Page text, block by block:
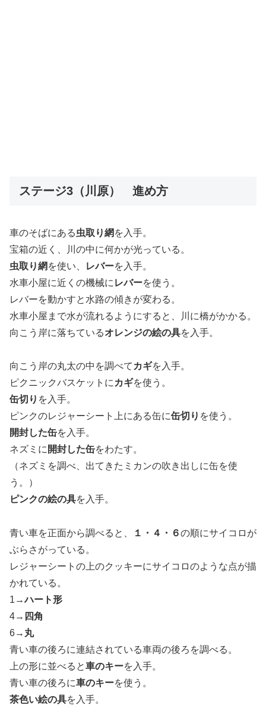
ステージ3（川原） 進め方
車のそばにある虫取り網 を入手。
宝箱の近く、川の中に何かが光っている。
虫取り網 を使い、 レバーを入手。
水車小屋に近くの機械に レバーを使う。
レバーを動かすと水路の傾きが変わる。
水車小屋まで水が流れるようにすると、川に橋がかかる。
向こう岸に落ちているオレンジの絵の具を入手。
向こう岸の丸太の中を調べて カギを入手。
ピクニックバスケットに カギを使う。
缶切り を入手。
ピンクのレジャーシート上にある缶に缶切り を使う。
開封した缶を入手。
ネズミに 開封した缶をわたす。
（ネズミを調べ、出てきたミカンの吹き出しに缶を使
う。）
ピンクの絵の具を入手。
青い車を正面から調べると、 １・４・６の順にサイコロが
ぶらさがっている。
レジャーシートの上のクッキーにサイコロのような点が描
かれている。
1→ハート形
4→ 四角
6→ 丸
青い車の後ろに連結されている車両の後ろを調べる。
上の形に並べると車のキーを入手。
青い車の後ろに車のキーを使う。
茶色い絵の具を入手。